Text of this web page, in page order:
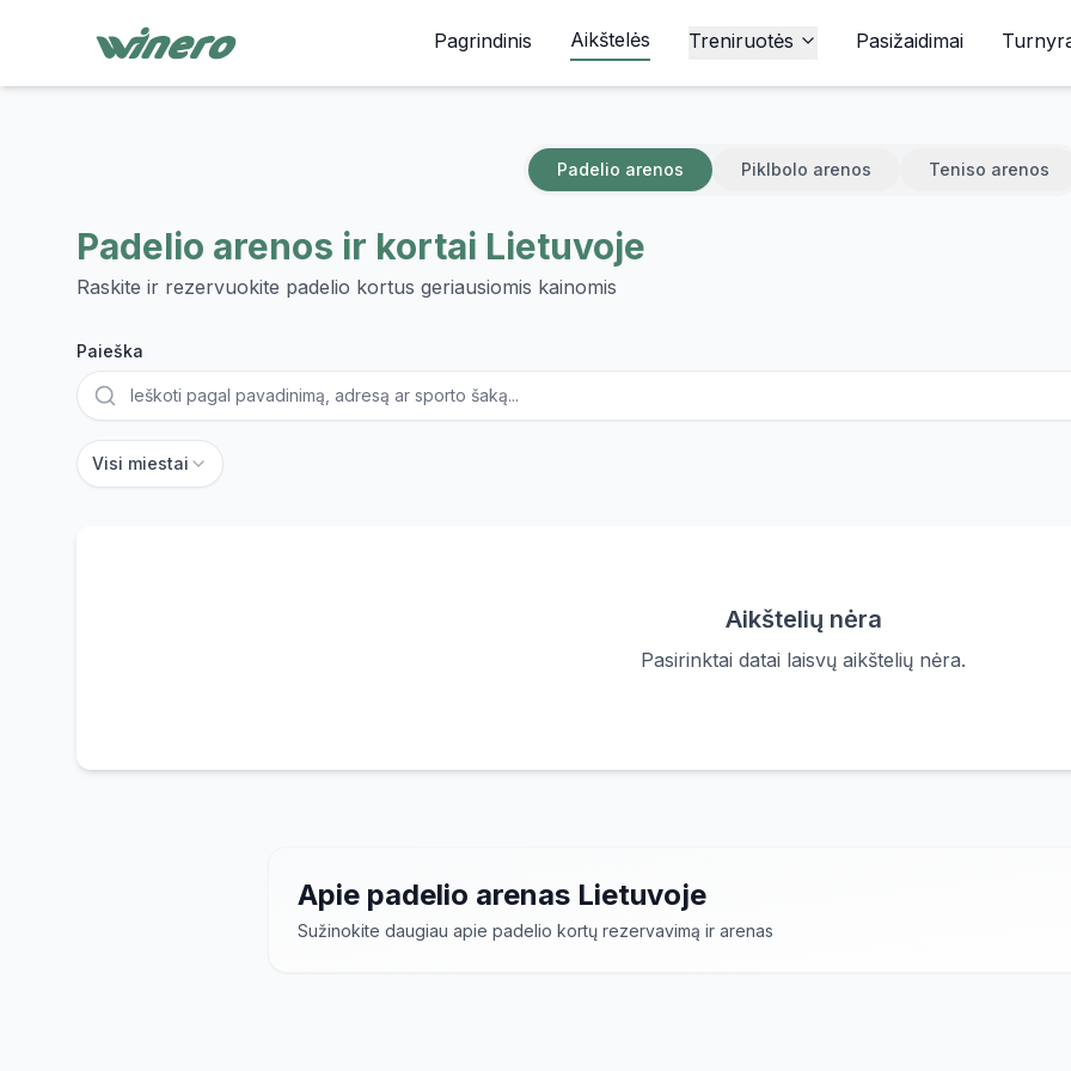
Pagrindinis Aikštelės Treniruotės Pasižaidimai
Padelio arenos Piklbolo arenos Teniso arenos
Padelio arenos ir kortai Lietuvoje
Raskite ir rezervuokite padelio kortus geriausiomis kainomis
Paieška
Miestas
Visi miestai
Aikštelių nėra
Pasirinktai datai laisvų aikštelių nėra.
Apie padelio arenas Lietuvoje
Sužinokite daugiau apie padelio kortų rezervavimą ir arenas